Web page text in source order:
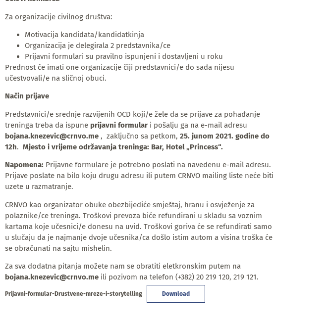
Za organizacije civilnog društva:
Motivacija kandidata/kandidatkinja
Organizacija je delegirala 2 predstavnika/ce
Prijavni formulari su pravilno ispunjeni i dostavljeni u roku
Prednost će imati one organizacije čiji predstavnici/e do sada nijesu
učestvovali/e na sličnoj obuci.
Način prijave
Predstavnici/e srednje razvijenih OCD koji/e žele da se prijave za pohađanje
treninga treba da ispune prijavni formular i pošalju ga na e-mail adresu
bojana.knezevic@crnvo.me , zaključno sa petkom, 25. junom 2021. godine do
12h. Mjesto i vrijeme održavanja treninga: Bar, Hotel „Princess“.
Napomena: Prijavne formulare je potrebno poslati na navedenu e-mail adresu.
Prijave poslate na bilo koju drugu adresu ili putem CRNVO mailing liste neće biti
uzete u razmatranje.
CRNVO kao organizator obuke obezbijediće smještaj, hranu i osvježenje za
polaznike/ce treninga. Troškovi prevoza biće refundirani u skladu sa voznim
kartama koje učesnici/e donesu na uvid. Troškovi goriva će se refundirati samo
u slučaju da je najmanje dvoje učesnika/ca došlo istim autom a visina troška će
se obračunati na sajtu mishelin.
Za sva dodatna pitanja možete nam se obratiti eletkronskim putem na
bojana.knezevic@crnvo.me ili pozivom na telefon (+382) 20 219 120, 219 121.
Prijavni-formular-Drustvene-mreze-i-storytelling Download